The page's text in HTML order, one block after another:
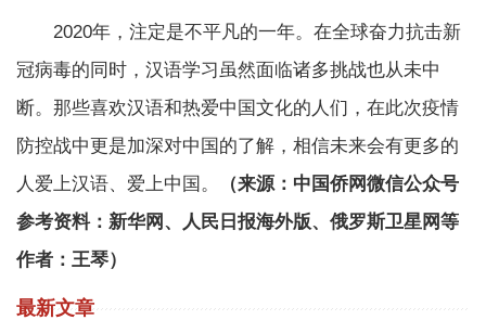
2020年，注定是不平凡的一年。在全球奋力抗击新
冠病毒的同时，汉语学习虽然面临诸多挑战也从未中
断。那些喜欢汉语和热爱中国文化的人们，在此次疫情
防控战中更是加深对中国的了解，相信未来会有更多的
人爱上汉语、爱上中国。
（来源：中国侨网微信公众号
参考资料：新华网、人民日报海外版、俄罗斯卫星网等
作者：王琴）
最新文章